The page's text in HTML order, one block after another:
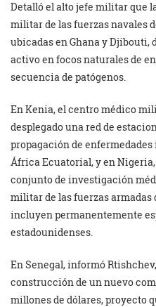
Detalló el alto jefe militar que
militar de las fuerzas navales
ubicadas en Ghana y Djibouti,
activo en focos naturales de
secuencia de patógenos.
En Kenia, el centro médico
desplegado una red de
propagación de
África Ecuatorial, y en
conjunto de investigación
militar de las fuerzas armadas
incluyen permanentemente
estadounidenses.
En Senegal, informó
construcción de un nuevo
millones de dólares, proyecto